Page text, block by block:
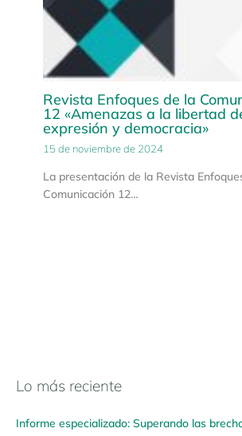
Revista Enfoques de la
12 «Amenazas a la libertad
expresión y democracia»
15 de noviembre de 2024
La presentación de la Revista
Comunicación 12…
Lo más reciente
Informe especializado: Superando las
N
v